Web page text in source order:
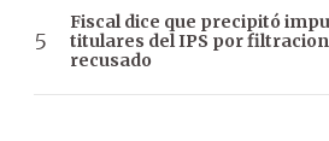
Fiscal dice que precipitó
titulares del IPS por
recusado